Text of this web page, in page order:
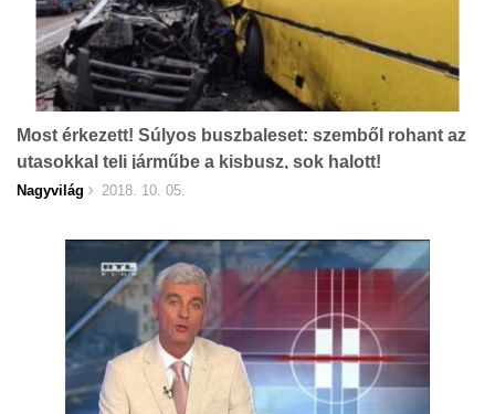
Most érkezett! Súlyos buszbaleset: szemből rohant az
utasokkal teli járműbe a kisbusz, sok halott!
Nagyvilág 2018. 10. 05.